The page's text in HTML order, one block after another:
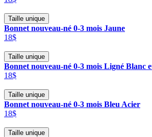
Taille unique
Bonnet nouveau-né 0-3 mois Jaune
18$
Taille unique
Bonnet nouveau-né 0-3 mois Ligné Blanc
18$
Taille unique
Bonnet nouveau-né 0-3 mois Bleu Acier
18$
Taille unique